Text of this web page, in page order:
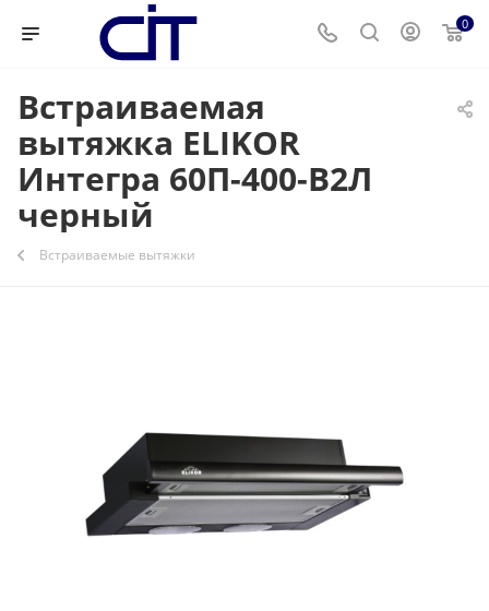
0
Встраиваемая
вытяжка ELIKOR
Интегра 60П-400-В2Л
черный
Встраиваемые вытяжки